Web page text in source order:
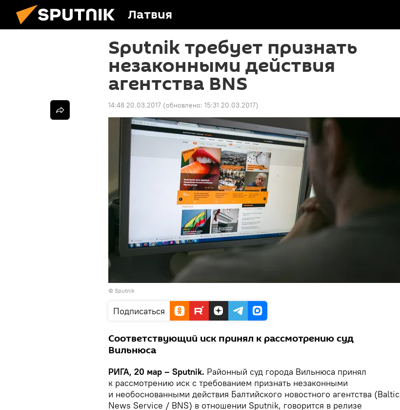
Латвия
Sputnik требует признать
незаконными действия
агентства BNS
14:48 20.03.2017 (обновлено: 15:31 20.03.2017)
© Sputnik
Подписаться
Соответствующий иск принял к рассмотрению суд
Вильнюса
РИГА, 20 мар – Sputnik. Районный суд города Вильнюса принял
к рассмотрению иск с требованием признать незаконными
и необоснованными действия Балтийского новостного агентства (Baltic
News Service / BNS) в отношении Sputnik, говорится в релизе